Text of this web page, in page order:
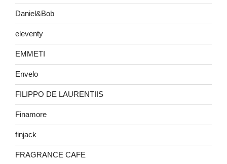
Daniel&Bob
eleventy
EMMETI
Envelo
FILIPPO DE LAURENTIIS
Finamore
finjack
FRAGRANCE CAFE